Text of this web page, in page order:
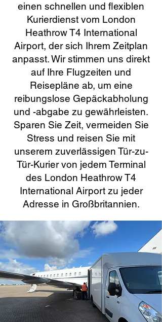
einen schnellen und flexiblen
Kurierdienst vom London
Heathrow T4 International
Airport, der sich Ihrem Zeitplan
anpasst. Wir stimmen uns direkt
auf Ihre Flugzeiten und
Reisepläne ab, um eine
reibungslose Gepäckabholung
und -abgabe zu gewährleisten.
Sparen Sie Zeit, vermeiden Sie
Stress und reisen Sie mit
unserem zuverlässigen Tür-zu-
Tür-Kurier von jedem Terminal
des London Heathrow T4
International Airport zu jeder
Adresse in Großbritannien.